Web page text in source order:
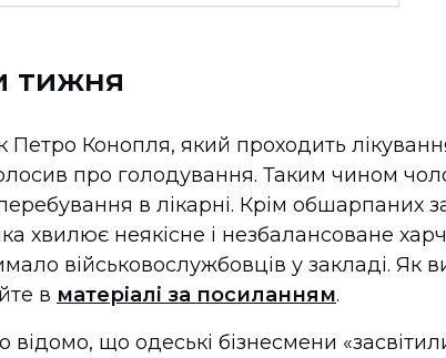
тижня
Конопля, який проходить
про голодування. Таким чином
в лікарні. Крім обшарпаних
хвилює неякісне і незбалансоване
військовослужбовців у закладі. Як
в матеріалі за посиланням.
відомо, що одеські бізнесмени